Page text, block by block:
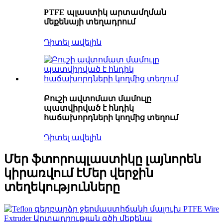
PTFE պլաստիկ արտամղման
մեքենայի տեղադրում
Դիտել ավելին
Բուշի ավտոմատ մամուլը
պատվիրված է հնդիկ
հաճախորդների կողմից տեղում
Դիտել ավելին
Մեր ֆտորոպլաստիկը լայնորեն
կիրառվում էՄեր վերջին
տեղեկությունները